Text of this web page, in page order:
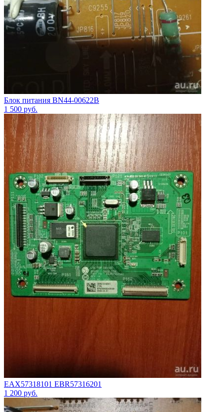
Блок питания BN44-00622B
1 500 руб.
EAX57318101 EBR57316201
1 200 руб.